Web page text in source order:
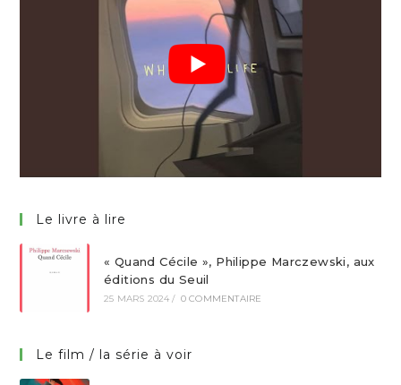
Le livre à lire
« Quand Cécile », Philippe Marczewski, aux
éditions du Seuil
25 MARS 2024 / 0 COMMENTAIRE
Le film / la série à voir